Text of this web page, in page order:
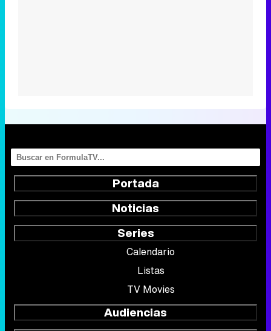
Portada
Noticias
Series
Calendario
Listas
TV Movies
Audiencias